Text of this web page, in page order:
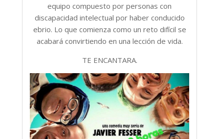
equipo compuesto por personas con
discapacidad intelectual por haber conducido
ebrio. Lo que comienza como un reto difícil se
acabará convirtiendo en una lección de vida.
TE ENCANTARA.